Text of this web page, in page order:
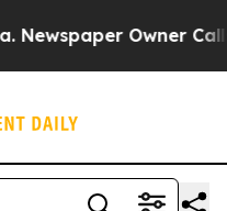
Owner Calls